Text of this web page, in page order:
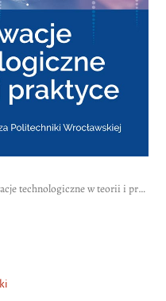
technologiczne w teorii i praktyce